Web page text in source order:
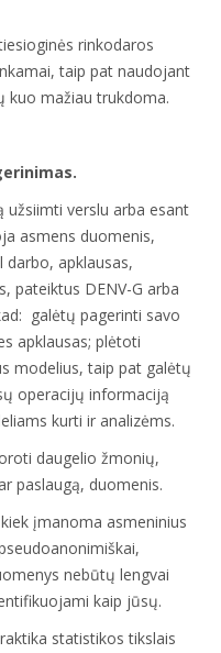
rinkodaros
taip pat naudojant
kuo mažiau trukdoma.
užsiimti verslu arba esant
asmens duomenis,
darbo, apklausas,
pateiktus DENV-G arba
galėtų pagerinti savo
apklausas; plėtoti
modelius, taip pat galėtų
operacijų informaciją
kurti ir analizėms.
daugelio žmonių,
paslaugą, duomenis.
įmanoma asmeninius
nebūtų lengvai
kaip jūsų.
statistikos tikslais